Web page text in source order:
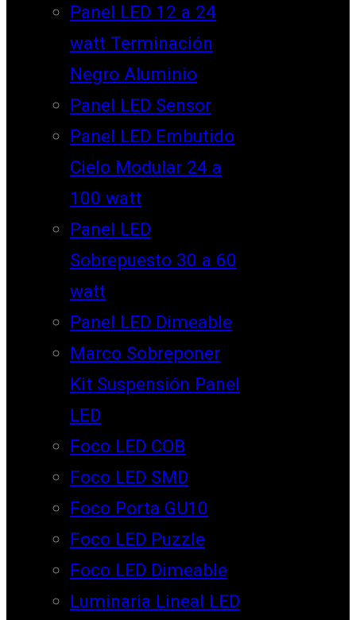
Panel LED 12 a 24
watt Terminación
Negro Aluminio
Panel LED Sensor
Panel LED Embutido
Cielo Modular 24 a
100 watt
Panel LED
Sobrepuesto 30 a 60
watt
Panel LED Dimeable
Marco Sobreponer
Kit Suspensión Panel
LED
Foco LED COB
Foco LED SMD
Foco Porta GU10
Foco LED Puzzle
Foco LED Dimeable
Luminaria Lineal LED